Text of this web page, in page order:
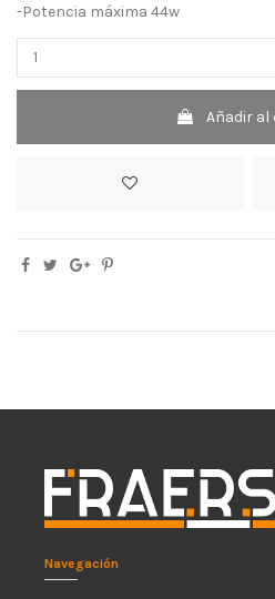
-Potencia máxima 44w
Añadir
Navegación